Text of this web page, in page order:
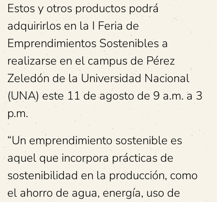
Estos y otros productos podrá
adquirirlos en la I Feria de
Emprendimientos Sostenibles a
realizarse en el campus de Pérez
Zeledón de la Universidad Nacional
(UNA) este 11 de agosto de 9 a.m. a 3
p.m.
“Un emprendimiento sostenible es
aquel que incorpora prácticas de
sostenibilidad en la producción, como
el ahorro de agua, energía, uso de